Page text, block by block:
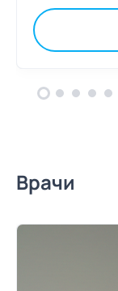
Врачи